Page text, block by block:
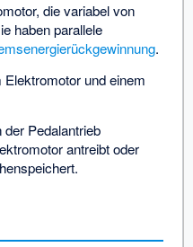
die variabel von
haben parallele
.
und einem
Pedalantrieb
antreibt oder